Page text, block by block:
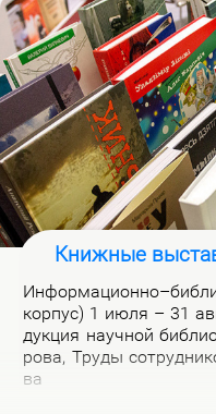
Книжные
кор­пус) 1 июля – 31
дук­ция на­уч­ной
ро­ва, Тру­ды
ва